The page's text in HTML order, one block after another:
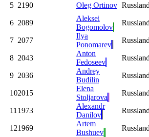
5 2190 Oleg Ortinov
6 2089
Aleksei
Bogomolov
7 2077
Ilya
Ponomarev
8 2043
Anton
Fedoseev
9 2036
Andrey
Budilin
102015
Elena
Stoljarova
11 1973
Alexandr
Danilov
121969
Artem
Bushuev